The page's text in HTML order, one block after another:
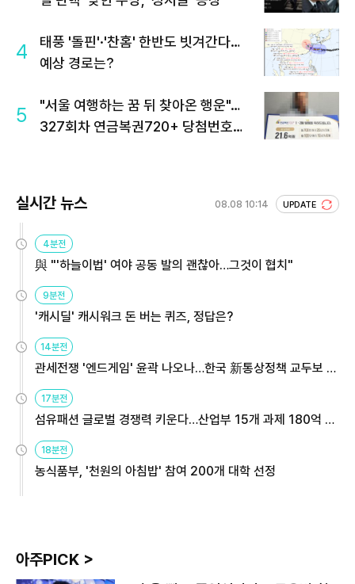
4
태풍 '돌핀'·'찬홈' 한반도 빗겨간다…
예상 경로는?
5
"서울 여행하는 꿈 뒤 찾아온 행운"…
327회차 연금복권720+ 당첨번호조
실시간 뉴스 08.08 10:14 UPDATE
4분전
與 "'하늘이법' 여야 공동 발의 괜찮아…그것이 협치"
9분전
'캐시딜' 캐시워크 돈 버는 퀴즈, 정답은?
14분전
관세전쟁 '엔드게임' 윤곽 나오나…한국 新통상정책 교두보 활
17분전
섬유패션 글로벌 경쟁력 키운다…산업부 15개 과제 180억 지
18분전
농식품부, '천원의 아침밥' 참여 200개 대학 선정
아주PICK >